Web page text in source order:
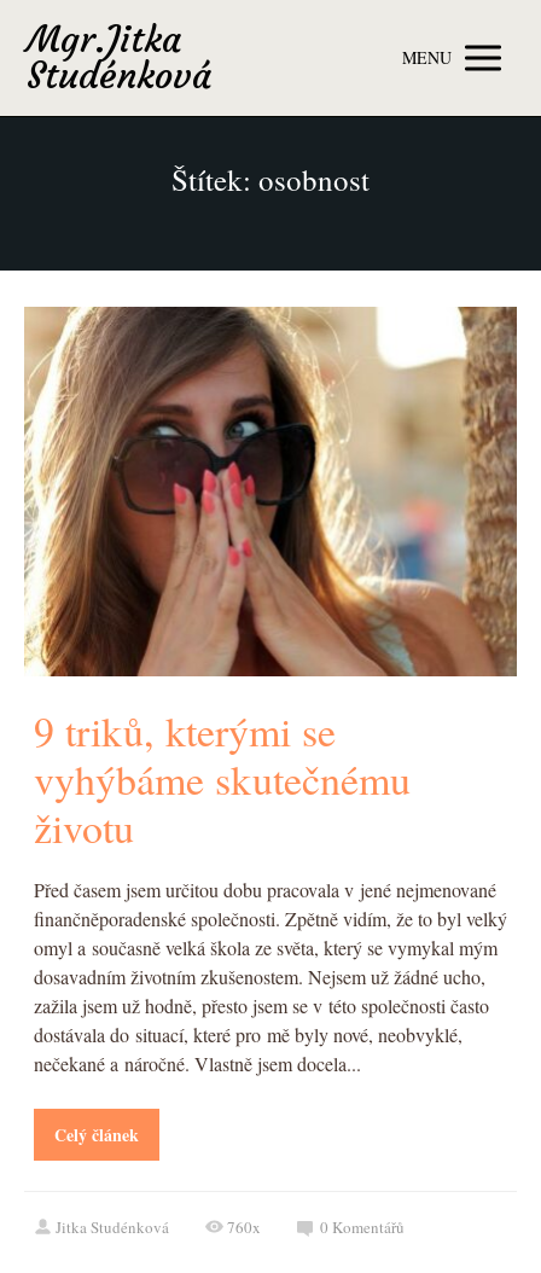
Mgr.Jitka
Studénková
MENU
Štítek: osobnost
9 triků, kterými se
vyhýbáme skutečnému
životu
Před časem jsem určitou dobu pracovala v jené nejmenované
finančněporadenské společnosti. Zpětně vidím, že to byl velký
omyl a současně velká škola ze světa, který se vymykal mým
dosavadním životním zkušenostem. Nejsem už žádné ucho,
zažila jsem už hodně, přesto jsem se v této společnosti často
dostávala do situací, které pro mě byly nové, neobvyklé,
nečekané a náročné. Vlastně jsem docela...
Celý článek
Jitka Studénková 760x 0 Komentářů